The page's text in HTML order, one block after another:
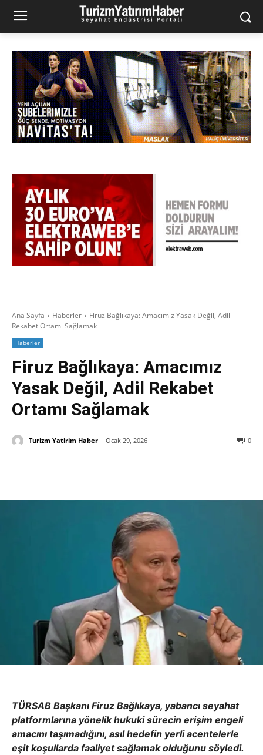
Ana Sayfa Haberler
Firuz Bağlıkaya: Amacımız Yasak Değil, Adil
Rekabet Ortamı Sağlamak
Haberler
Firuz Bağlıkaya: Amacımız
Yasak Değil, Adil Rekabet
Ortamı Sağlamak
0
Turizm Yatirim Haber Ocak 29, 2026
TÜRSAB Başkanı Firuz Bağlıkaya, yabancı seyahat
platformlarına yönelik hukuki sürecin erişim engeli
amacını taşımadığını, asıl hedefin yerli acentelerle
eşit koşullarda faaliyet sağlamak olduğunu söyledi.